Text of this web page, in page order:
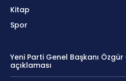
Kitap
Spor
Yeni Parti Genel Başkanı Özgür
açıklaması